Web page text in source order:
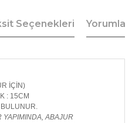
Seçenekleri Yorumlar
İÇİN)
: 15CM
YAPIMINDA, ABAJUR